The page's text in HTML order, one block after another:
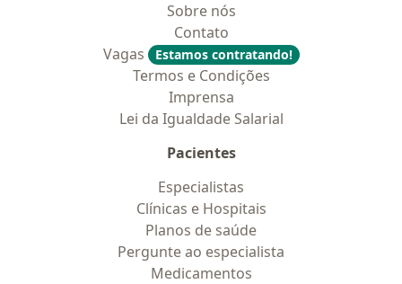
Sobre nós
Contato
Vagas
Estamos contratando!
Termos e Condições
Imprensa
Lei da Igualdade Salarial
Pacientes
Especialistas
Clínicas e Hospitais
Planos de saúde
Pergunte ao especialista
Medicamentos